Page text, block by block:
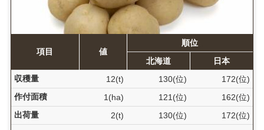
項目 値
順位
北海道
日本
収穫量
12(t) 130(位)
172(位)
作付面積
1(ha) 121(位)
162(位)
出荷量
2(t) 130(位) 172(位)